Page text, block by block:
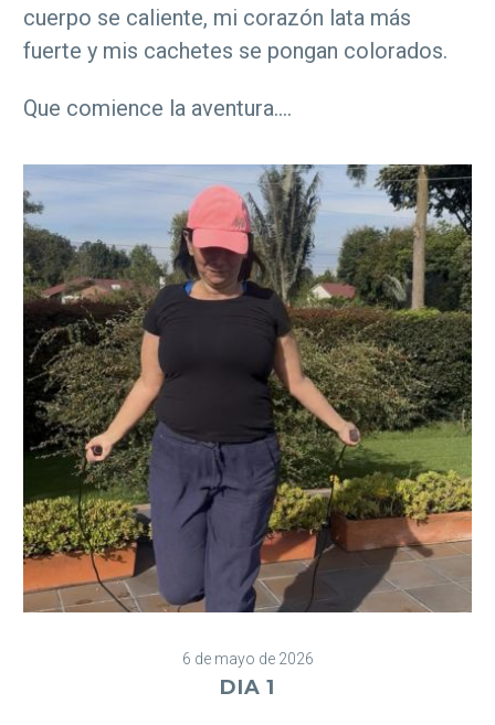
cuerpo se caliente, mi corazón lata más
fuerte y mis cachetes se pongan colorados.
Que comience la aventura….
6 de mayo de 2026
DIA 1